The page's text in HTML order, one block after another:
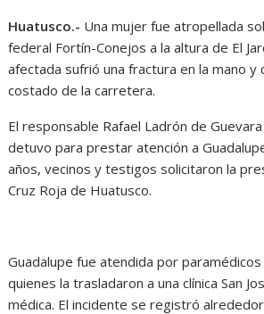
Huatusco.- Una mujer fue atropellada
federal Fortín-Conejos a la altura de El
afectada sufrió una fractura en la mano y
costado de la carretera.
El responsable Rafael Ladrón de
detuvo para prestar atención a
años, vecinos y testigos solicitaron la
Cruz Roja de Huatusco.
Guadalupe fue atendida por paramédicos
quienes la trasladaron a una clínica San
médica. El incidente se registró